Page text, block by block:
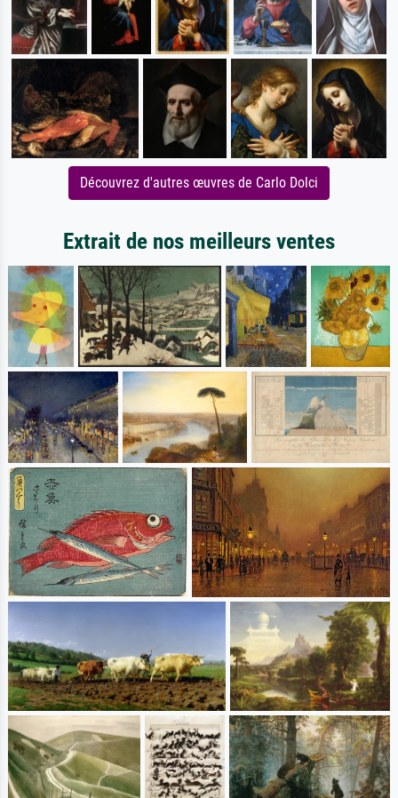
Découvrez d'autres œuvres de Carlo Dolci
Extrait de nos meilleurs ventes